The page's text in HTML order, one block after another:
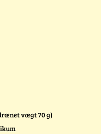
vægt 70 g)